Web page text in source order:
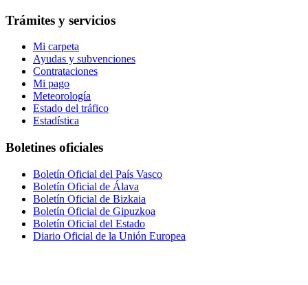
Trámites y servicios
Mi carpeta
Ayudas y subvenciones
Contrataciones
Mi pago
Meteorología
Estado del tráfico
Estadística
Boletines oficiales
Boletín Oficial del País Vasco
Boletín Oficial de Álava
Boletín Oficial de Bizkaia
Boletín Oficial de Gipuzkoa
Boletín Oficial del Estado
Diario Oficial de la Unión Europea